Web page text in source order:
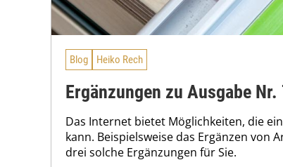
Blog Heiko Rech
Ergänzungen zu Ausgabe Nr.
Das Internet bietet Möglichkeiten, die
kann. Beispielsweise das Ergänzen von
drei solche Ergänzungen für Sie.